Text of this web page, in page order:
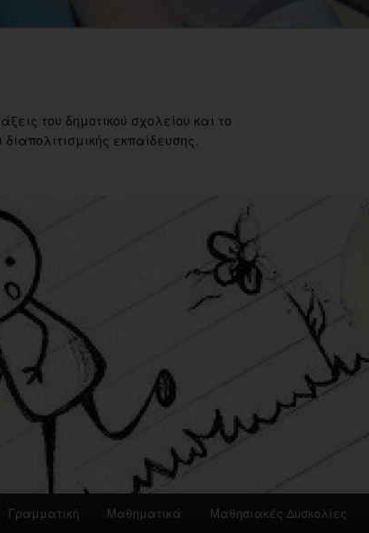
του δημοτικού σχολείου και το
εκπαίδευσης.
Γραμματική Μαθηματικά Μαθησιακές Δυσκολίες